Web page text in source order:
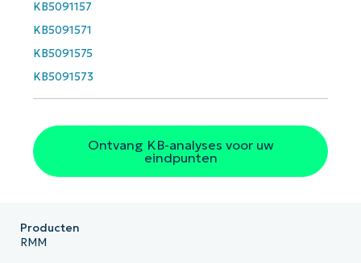
KB5091157
KB5091571
KB5091575
KB5091573
Ontvang KB-analyses voor uw
eindpunten
number*
Land
Company
Producten
RMM